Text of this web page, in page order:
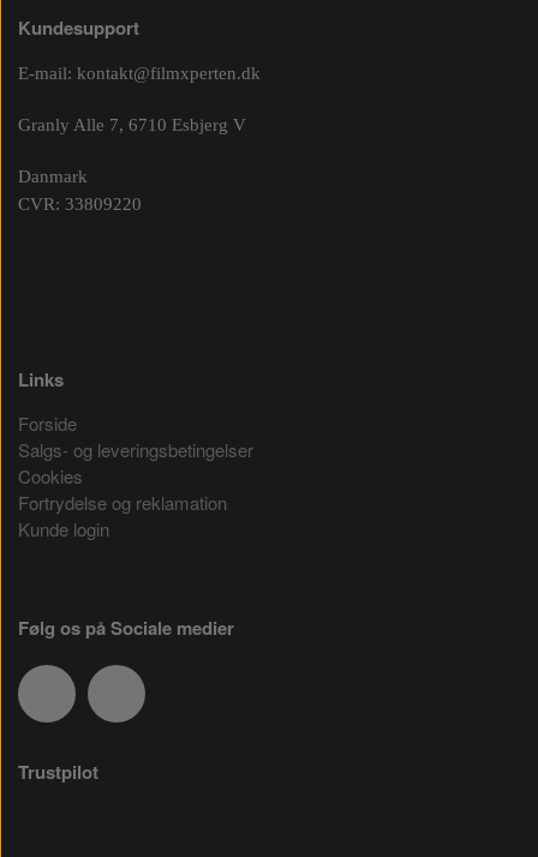
Kundesupport
E-mail: kontakt@filmxperten.dk
Granly Alle 7, 6710 Esbjerg V
Danmark
CVR: 33809220
Links
Forside
Salgs- og leveringsbetingelser
Cookies
Fortrydelse og reklamation
Kunde login
Følg os på Sociale medier
Trustpilot